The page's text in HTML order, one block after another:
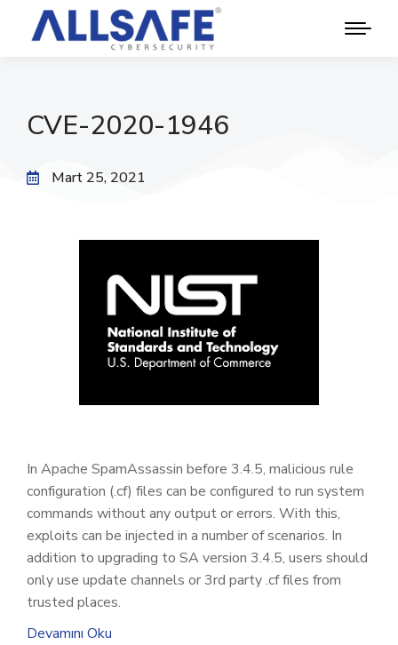
CVE-2020-1946
Mart 25, 2021
In Apache SpamAssassin before 3.4.5, malicious rule
configuration (.cf) files can be configured to run system
commands without any output or errors. With this,
exploits can be injected in a number of scenarios. In
addition to upgrading to SA version 3.4.5, users should
only use update channels or 3rd party .cf files from
trusted places.
Devamını Oku